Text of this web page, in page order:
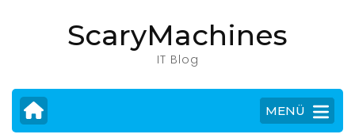
drücken)
ScaryMachines
IT Blog
MENÜ